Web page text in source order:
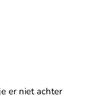
er niet achter